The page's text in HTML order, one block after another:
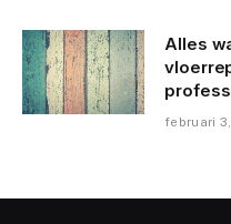
Alles
februari